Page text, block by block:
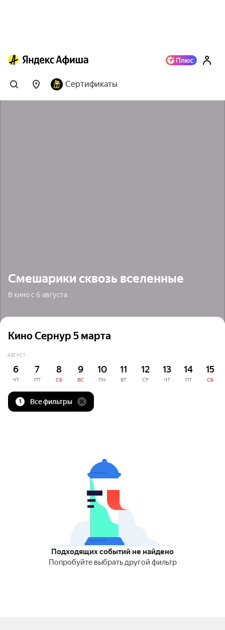
Сертификаты
Смешарики сквозь вселенные
В кино с 6 августа
Кино Сернур 5 марта
АВГУСТ
6
ЧТ
7
ПТ
8
СБ
9
ВС
10
ПН
11
ВТ
12
СР
13
ЧТ
14
ПТ
15
СБ
1 Все фильтры
Подходящих событий не найдено
Попробуйте выбрать другой фильтр